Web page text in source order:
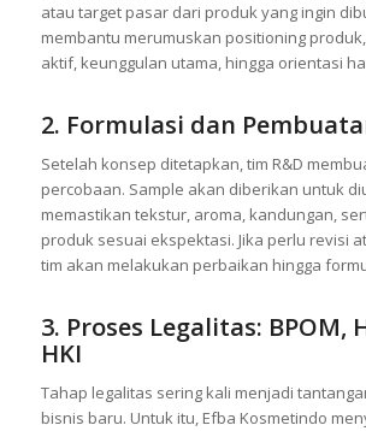
atau target pasar dari produk yang ingin
membantu merumuskan positioning
aktif, keunggulan utama, hingga orientasi
2. Formulasi dan
Setelah konsep ditetapkan, tim R&D
percobaan. Sample akan diberikan untuk
memastikan tekstur, aroma, kandungan,
produk sesuai ekspektasi. Jika perlu revisi
tim akan melakukan perbaikan hingga
3. Proses Legalitas: BPOM,
HKI
Tahap legalitas sering kali menjadi
bisnis baru. Untuk itu, Efba Kosmetindo